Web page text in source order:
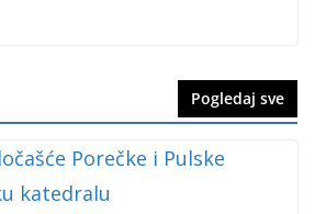
Pogledaj sve